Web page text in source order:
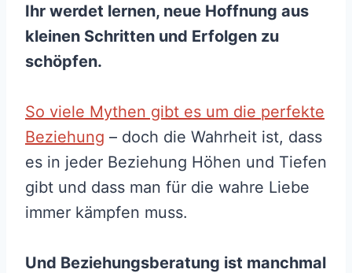
Ihr werdet lernen, neue Hoffnung aus
kleinen Schritten und Erfolgen zu
schöpfen.
So viele Mythen gibt es um die perfekte
Beziehung – doch die Wahrheit ist, dass
es in jeder Beziehung Höhen und Tiefen
gibt und dass man für die wahre Liebe
immer kämpfen muss.
Und Beziehungsberatung ist manchmal